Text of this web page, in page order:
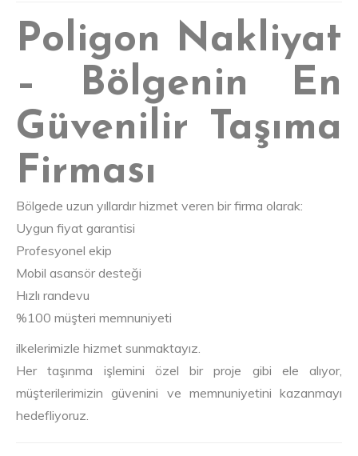
Poligon Nakliyat
– Bölgenin En
Güvenilir Taşıma
Firması
Bölgede uzun yıllardır hizmet veren bir firma olarak:
Uygun fiyat garantisi
Profesyonel ekip
Mobil asansör desteği
Hızlı randevu
%100 müşteri memnuniyeti
ilkelerimizle hizmet sunmaktayız.
Her taşınma işlemini özel bir proje gibi ele alıyor,
müşterilerimizin güvenini ve memnuniyetini kazanmayı
hedefliyoruz.